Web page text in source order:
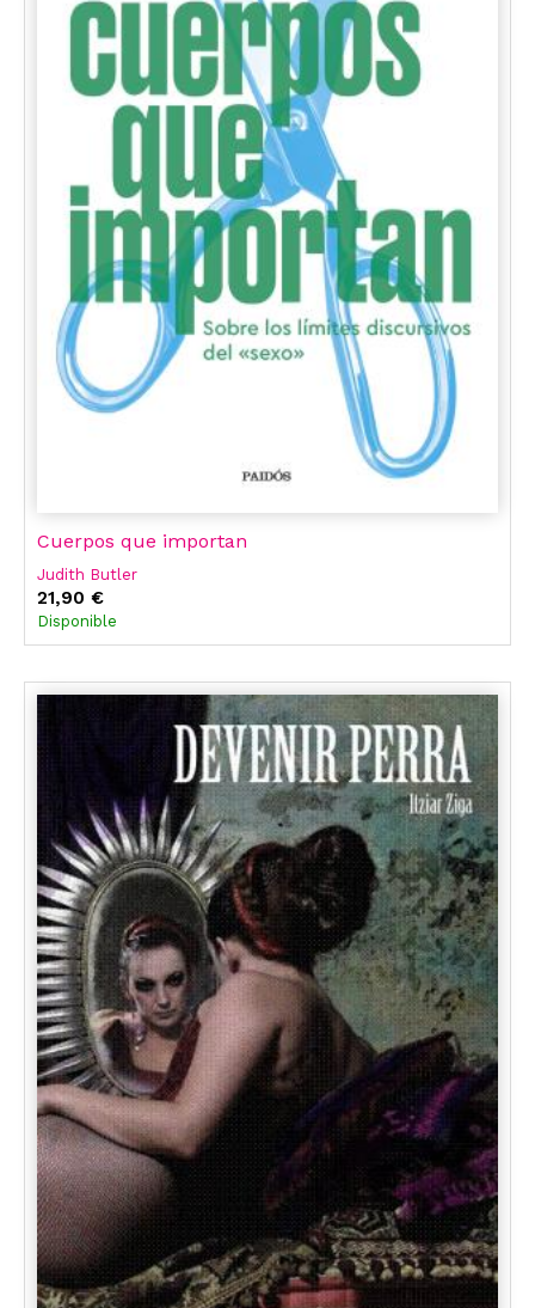
Cuerpos que importan
Judith Butler
21,90 €
Disponible